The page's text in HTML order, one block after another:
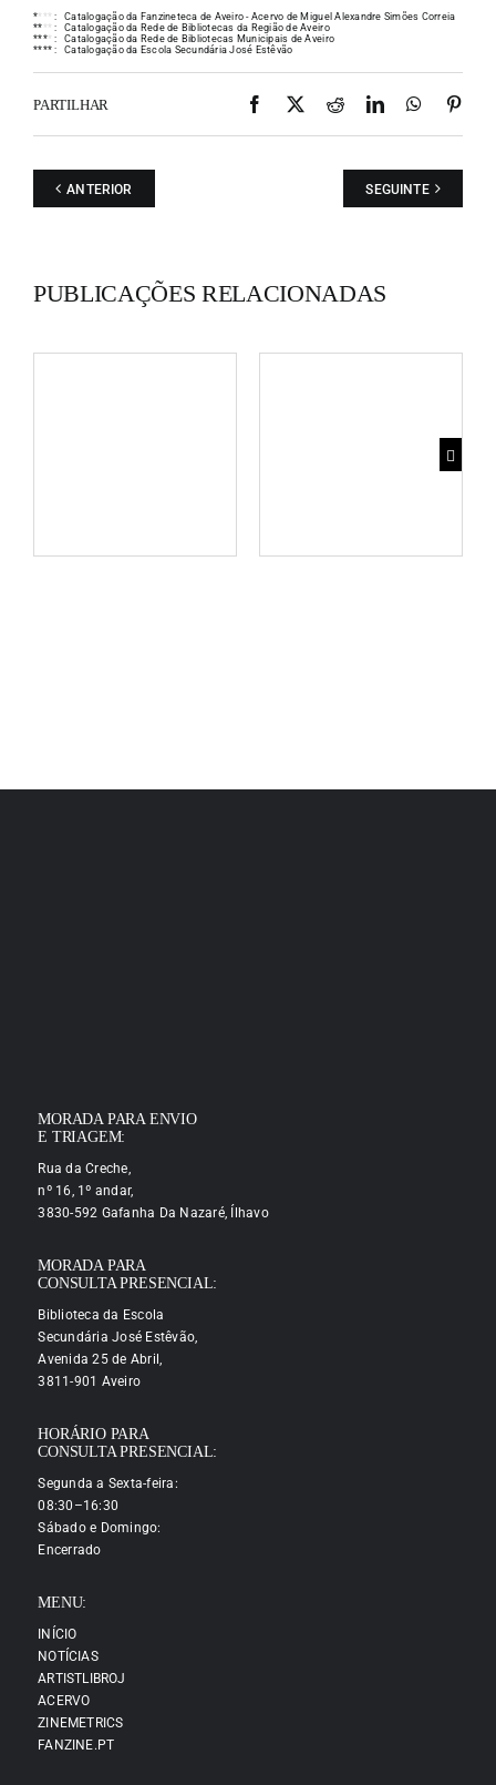
** * * :
Catalogação da Fanzineteca de Aveiro - Acervo de Miguel Alexandre Simões Correia
** * * :
Catalogação da Rede de Bibliotecas da Região de Aveiro
**** :
Catalogação da Rede de Bibliotecas Municipais de Aveiro
**** : Catalogação da Escola Secundária José Estêvão
PARTILHAR Facebook
X RedditLinkedIn
ANTERIOR SEGUINTE
PUBLICAÇÕES RELACIONADAS
MORADA PARA ENVIO
E TRIAGEM:
Rua da Creche,
nº 16, 1º andar,
3830-592 Gafanha Da Nazaré, Ílhavo
MORADA PARA
CONSULTA PRESENCIAL:
Biblioteca da Escola
Secundária José Estêvão,
Avenida 25 de Abril,
3811-901 Aveiro
HORÁRIO PARA
CONSULTA PRESENCIAL:
Segunda a Sexta-feira:
08:30–16:30
Sábado e Domingo:
Encerrado
MENU:
INÍCIO
NOTÍCIAS
ARTISTLIBROJ
ACERVO
ZINEMETRICS
FANZINE.PT